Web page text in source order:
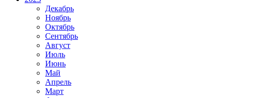
Декабрь
Ноябрь
Октябрь
Сентябрь
Август
Июль
Июнь
Май
Апрель
Март